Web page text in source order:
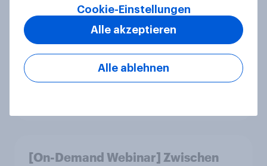
Retail Media wirkt – aber anders als
gedacht: Neue YouGov-Studie zeigt
erstmals die Shopper-Perspektive
auf Werbung am Point of Sale
[On-Demand Webinar] Zwischen
Cookie-Einstellungen
Alle ablehnen
Alle akzeptieren